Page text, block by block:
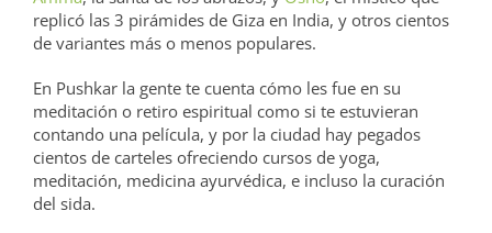
replicó las 3 pirámides de Giza en India, y otros cientos
de variantes más o menos populares.
En Pushkar la gente te cuenta cómo les fue en su
meditación o retiro espiritual como si te estuvieran
contando una película, y por la ciudad hay pegados
cientos de carteles ofreciendo cursos de yoga,
meditación, medicina ayurvédica, e incluso la curación
del sida.